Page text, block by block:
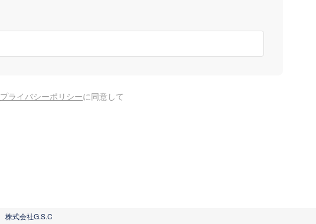
プライバシーポリシーに同意して
株式会社G.S.C